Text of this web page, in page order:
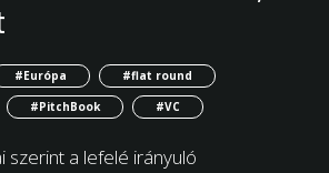
#Európa
#flat round
#PitchBook #VC
szerint a lefelé irányuló